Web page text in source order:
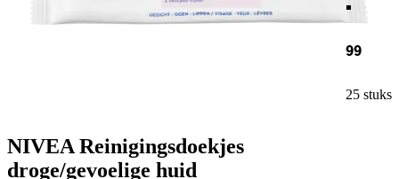
99
25 stuks
NIVEA Reinigingsdoekjes
droge/gevoelige huid